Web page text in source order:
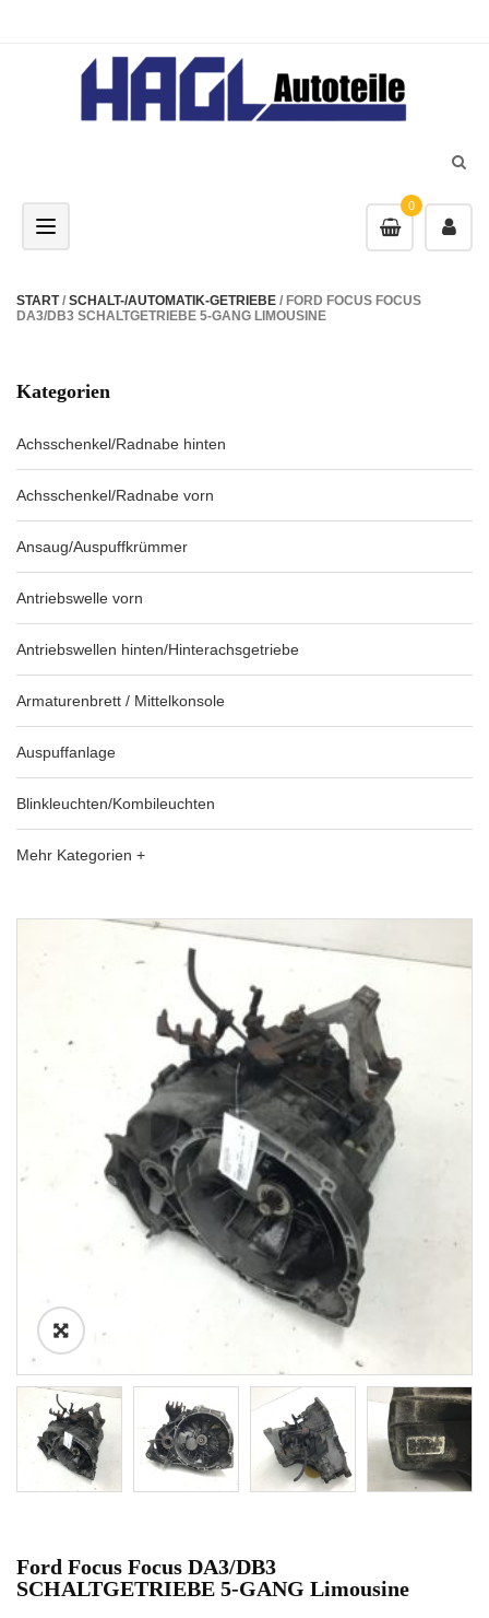
0
Toggle navigation
START/ SCHALT-/AUTOMATIK-GETRIEBE / FORD FOCUS FOCUS
DA3/DB3 SCHALTGETRIEBE 5-GANG LIMOUSINE
Kategorien
Achsschenkel/Radnabe hinten
Achsschenkel/Radnabe vorn
Ansaug/Auspuffkrümmer
Antriebswelle vorn
Antriebswellen hinten/Hinterachsgetriebe
Armaturenbrett / Mittelkonsole
Auspuffanlage
Blinkleuchten/Kombileuchten
Mehr Kategorien +
Ford Focus Focus DA3/DB3
SCHALTGETRIEBE 5-GANG Limousine